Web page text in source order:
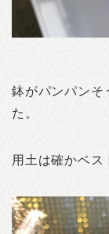
鉢がパンパンそ
た。
用土は確かベス